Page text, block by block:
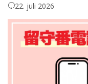
22. juli 2026